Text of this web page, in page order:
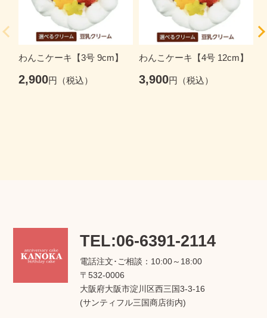
わんこケーキ【3号 9cm】
2,900
わんこケーキ【4号 12cm】
3,900
TEL:06-6391-2114
電話注文･ご相談：10:00～18:00
〒532-0006
大阪府大阪市淀川区西三国3-3-16
(サンティフル三国商店街内)